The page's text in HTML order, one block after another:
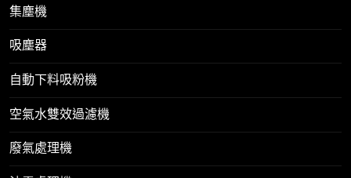
集塵機
吸塵器
自動下料吸粉機
空氣水雙效過濾機
廢氣處理機